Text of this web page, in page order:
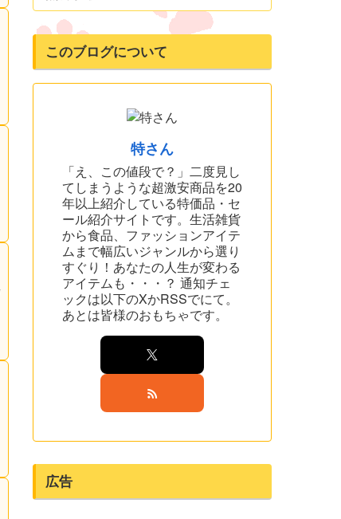
このブログについて
特さん
「え、この値段で？」二度見し
てしまうような超激安商品を20
年以上紹介している特価品・セ
ール紹介サイトです。生活雑貨
から食品、ファッションアイテ
ムまで幅広いジャンルから選り
すぐり！あなたの人生が変わる
アイテムも・・・？ 通知チェ
ックは以下のXかRSSでにて。
あとは皆様のおもちゃです。
広告